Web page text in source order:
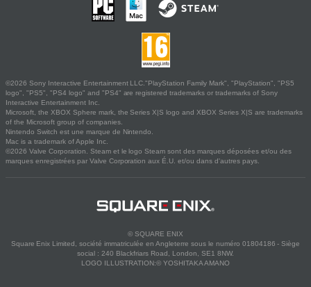
©2026 Sony Interactive Entertainment LLC."PlayStation Family Mark", "PlayStation", "PS5
logo", "PS5", "PS4 logo" and "PS4" are registered trademarks or trademarks of Sony
Interactive Entertainment Inc.
Microsoft, the XBOX Sphere mark, the Series X|S logo and XBOX Series X|S are trademarks
of the Microsoft group of companies.
Nintendo Switch est une marque de Nintendo.
Mac is a trademark of Apple Inc.
©2026 Valve Corporation. Steam et le logo Steam sont des marques déposées et/ou des
marques enregistrées par Valve Corporation aux É.U. et/ou dans d'autres pays.
© SQUARE ENIX
Square Enix Limited, société immatriculée en Angleterre sous le numéro 01804186 - Siège
social : 240 Blackfriars Road, London, SE1 8NW.
LOGO ILLUSTRATION:© YOSHITAKA AMANO